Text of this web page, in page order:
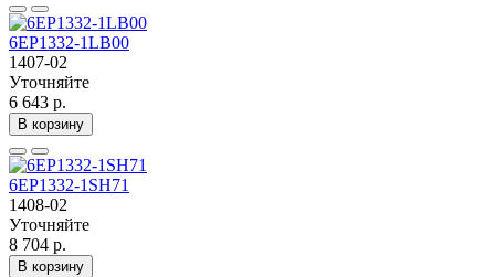
6EP1332-1LB00
1407-02
Уточняйте
6 643 р.
В корзину
6EP1332-1SH71
1408-02
Уточняйте
8 704 р.
В корзину